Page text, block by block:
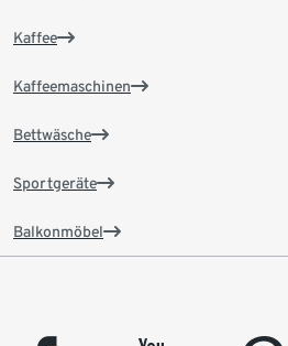
Kaffee
Kaffeemaschinen
Bettwäsche
Sportgeräte
Balkonmöbel